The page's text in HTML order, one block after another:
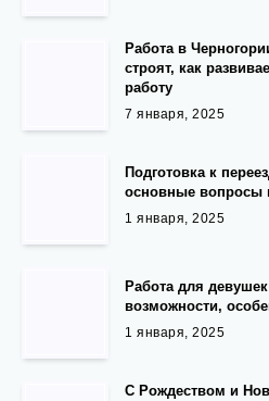
Работа в
строят, как
работу
7 января, 2025
Подготовка к
основные вопросы
1 января, 2025
Работа для
возможности,
1 января, 2025
С Рождеством и